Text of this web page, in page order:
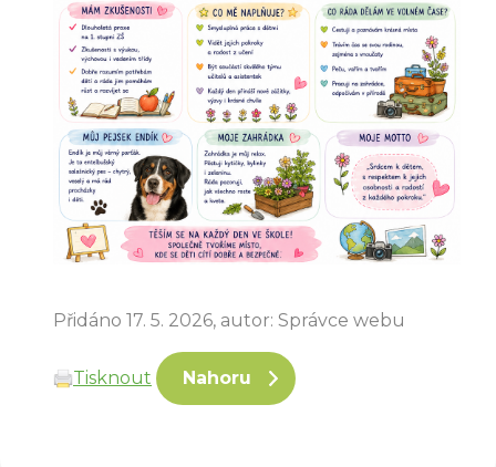
Přidáno 17. 5. 2026, autor: Správce webu
Tisknout Nahoru